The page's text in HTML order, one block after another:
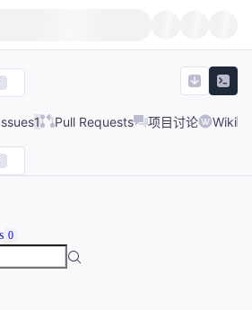
1 Pull Requests 项目讨论 Wiki
0